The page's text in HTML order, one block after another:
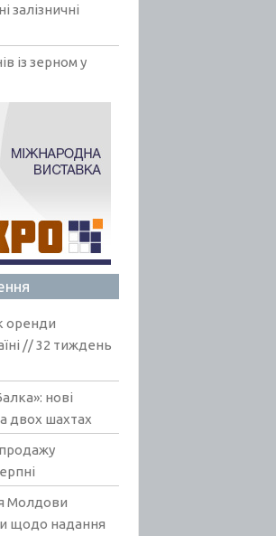
залізничні
із зерном у
оренди
// 32 тиждень
нові
двох шахтах
продажу
Молдови
щодо надання